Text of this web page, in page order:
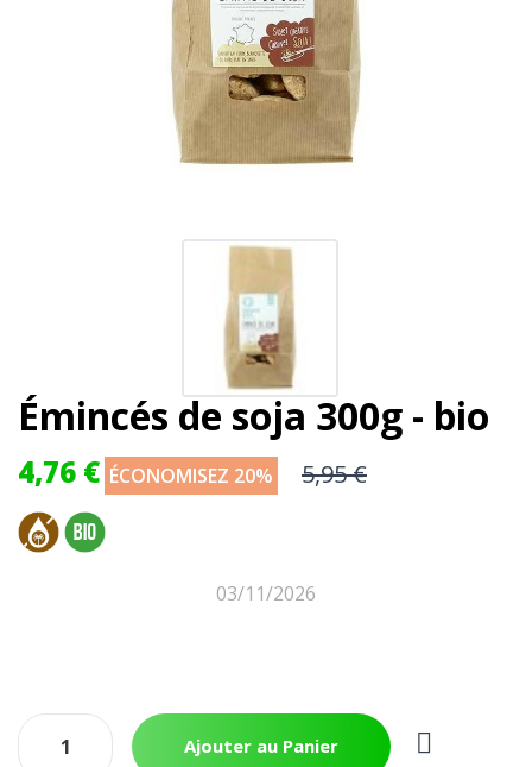
Émincés de soja 300g - bio
4,76 € ÉCONOMISEZ 20% 5,95 €
03/11/2026
Ajouter au Panier